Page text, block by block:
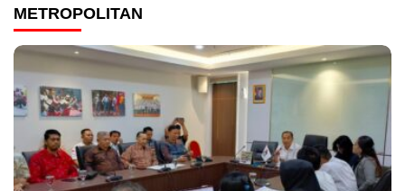
METROPOLITAN